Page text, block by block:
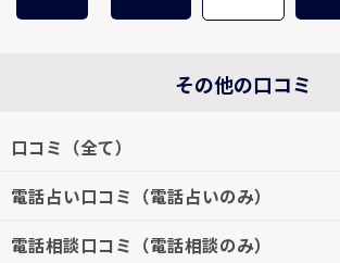
その他の口コミ
口コミ（全て）
電話占い口コミ（電話占いのみ）
電話相談口コミ（電話相談のみ）